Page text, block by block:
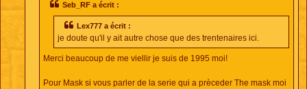
Seb_RF a écrit :
Lex777 a écrit :
je doute qu'il y ait autre chose que des trentenaires ici.
Merci beaucoup de me viellir je suis de 1995 moi!
Pour Mask si vous parler de la serie qui a prèceder The mask moi